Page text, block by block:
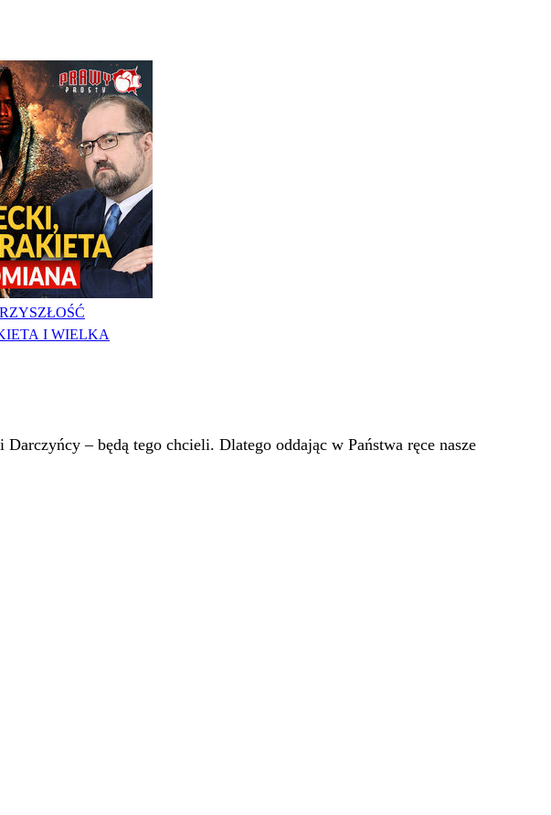
I WIELKA
– będą tego chcieli. Dlatego oddając w Państwa ręce nasze